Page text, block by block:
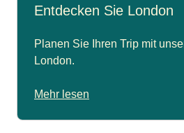
Entdecken Sie London
Planen Sie Ihren Trip mit
London.
Mehr lesen